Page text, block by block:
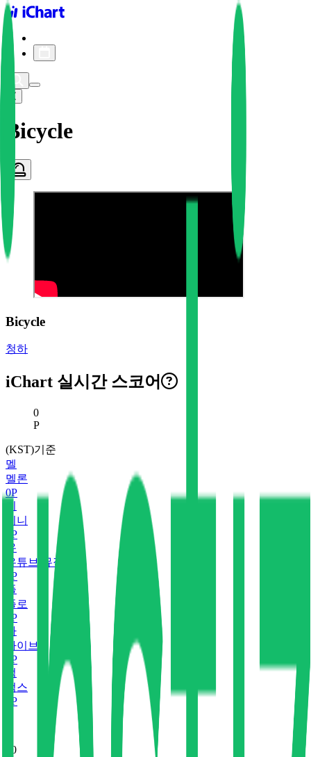
iChart logo
Bicycle
Bicycle
청하
iChart 실시간 스코어
현재 스코어
0
P
(KST)기준
멜
멜론
0P
지니
P
유
유튜브 뮤직
P
플
플로
P
바
바이브
P
벅
벅스
P
0